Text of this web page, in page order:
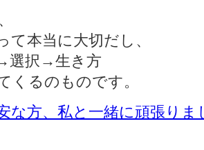
て本当に大切だし、
選択→生き方
くるのものです。
な方、私と一緒に頑張りま